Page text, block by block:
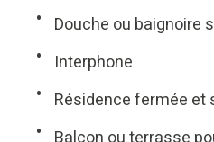
Douche ou baignoire
Interphone
Résidence fermée et